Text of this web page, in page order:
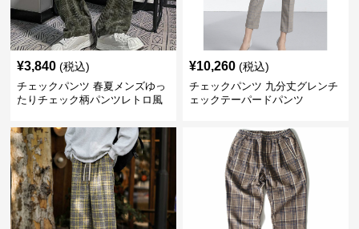
¥3,840 (税込)
チェックパンツ 春夏メンズゆっ
たりチェック柄パンツレトロ風
¥10,260 (税込)
チェックパンツ 九分丈グレンチ
ェックテーパードパンツ